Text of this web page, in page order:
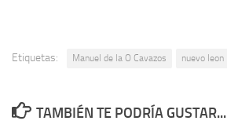
Etiquetas: Manuel de la O Cavazos nuevo leon
TAMBIÉN TE PODRÍA GUSTAR...